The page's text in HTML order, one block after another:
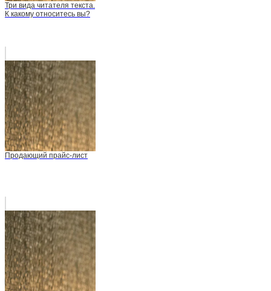
Три вида читателя текста.
К какому относитесь вы?
Продающий прайс-лист